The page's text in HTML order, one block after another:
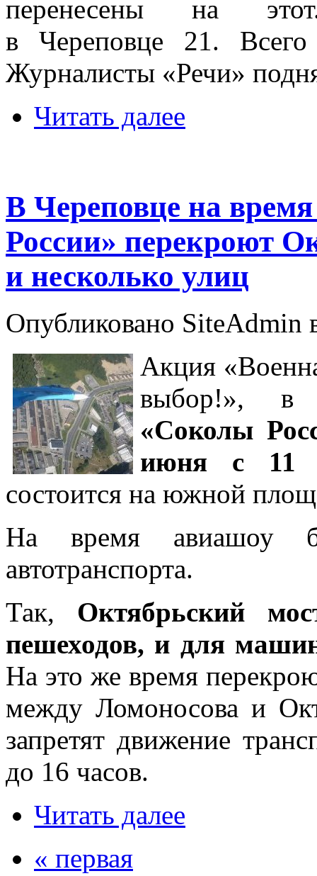
перенесены на
в Череповце 21.
Журналисты «Речи»
Читать далее
В Череповце на
России» перекроют
и несколько улиц
Опубликовано SiteAdmin
Акция
выбор!», в
«Соколы
июня с 11
состоится на южной
На время авиашоу
автотранспорта.
Так, Октябрьский
пешеходов, и для
На это же время
между Ломоносова и
запретят движение
до 16 часов.
Читать далее
« первая